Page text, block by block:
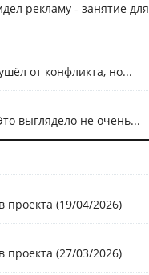
рекламу - занятие для
от конфликта, но...
выглядело не очень...
проекта (19/04/2026)
проекта (27/03/2026)